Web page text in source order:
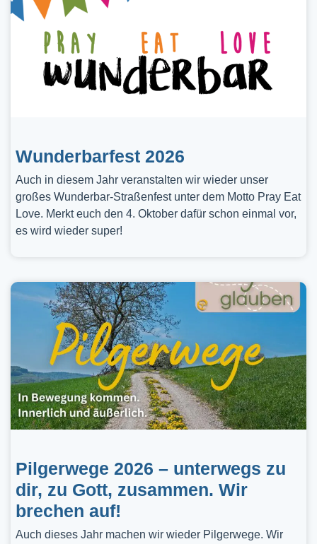
Wunderbarfest 2026
Auch in diesem Jahr veranstalten wir wieder unser
großes Wunderbar-Straßenfest unter dem Motto Pray Eat
Love. Merkt euch den 4. Oktober dafür schon einmal vor,
es wird wieder super!
Pilgerwege 2026 – unterwegs zu
dir, zu Gott, zusammen. Wir
brechen auf!
Auch dieses Jahr machen wir wieder Pilgerwege. Wir